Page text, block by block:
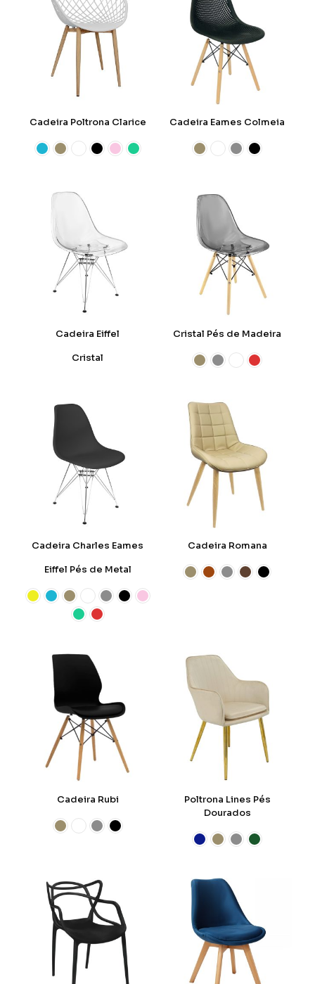
Cadeira Poltrona Clarice Cadeira Eames Colmeia
Cadeira Eiffel
Cristal
Cristal Pés de Madeira
Cadeira Charles Eames
Eiffel Pés de Metal
Cadeira Romana
Cadeira Rubi
Poltrona Lines Pés
Dourados